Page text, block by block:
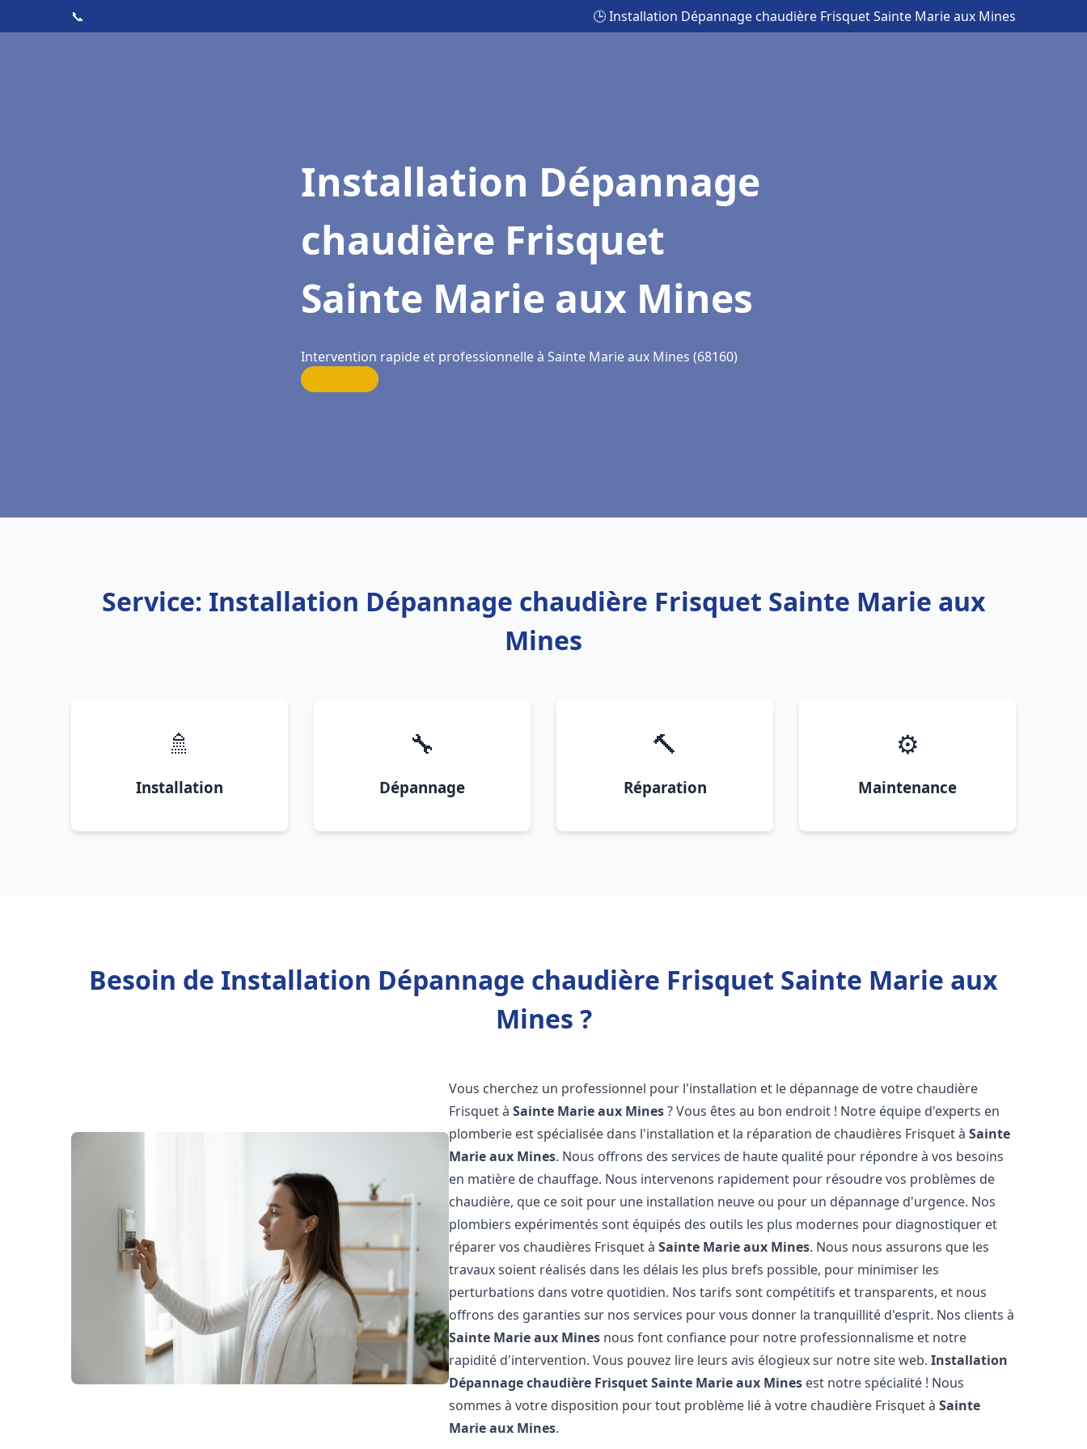
📞 🕒 Installation Dépannage chaudière Frisquet Sainte Marie aux Mines
Installation Dépannage
chaudière Frisquet
Sainte Marie aux Mines
Intervention rapide et professionnelle à Sainte Marie aux Mines (68160)
Service: Installation Dépannage chaudière Frisquet Sainte Marie aux
Mines
🚿
Installation
🔧
Dépannage
🔨
Réparation
⚙️
Maintenance
Besoin de Installation Dépannage chaudière Frisquet Sainte Marie aux
Mines ?
Vous cherchez un professionnel pour l'installation et le dépannage de votre chaudière
Frisquet àSainte Marie aux Mines? Vous êtes au bon endroit ! Notre équipe d'experts en
plomberie est spécialisée dans l'installation et la réparation de chaudières Frisquet àSainte
Marie aux Mines. Nous offrons des services de haute qualité pour répondre à vos besoins
en matière de chauffage. Nous intervenons rapidement pour résoudre vos problèmes de
chaudière, que ce soit pour une installation neuve ou pour un dépannage d'urgence. Nos
plombiers expérimentés sont équipés des outils les plus modernes pour diagnostiquer et
réparer vos chaudières Frisquet àSainte Marie aux Mines. Nous nous assurons que les
travaux soient réalisés dans les délais les plus brefs possible, pour minimiser les
perturbations dans votre quotidien. Nos tarifs sont compétitifs et transparents, et nous
offrons des garanties sur nos services pour vous donner la tranquillité d'esprit. Nos clients à
Sainte Marie aux Mines nous font confiance pour notre professionnalisme et notre
rapidité d'intervention. Vous pouvez lire leurs avis élogieux sur notre site web.Installation
Dépannage chaudière FrisquetSainte Marie aux Mines est notre spécialité ! Nous
sommes à votre disposition pour tout problème lié à votre chaudière Frisquet àSainte
Marie aux Mines.